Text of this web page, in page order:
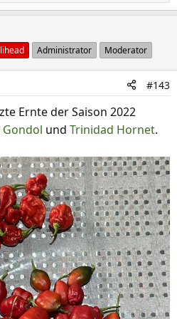
Administrator Moderator
#143
Ernte der Saison 2022
Gondol und Trinidad Hornet.